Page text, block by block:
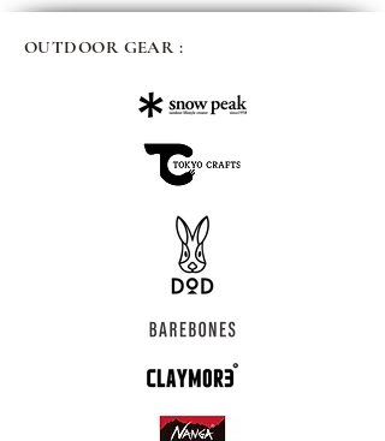
OUTDOOR GEAR :